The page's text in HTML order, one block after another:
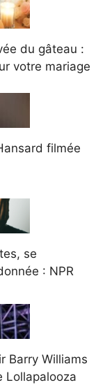
du gâteau :
votre mariage
filmée
se
: NPR
Barry Williams
Lollapalooza